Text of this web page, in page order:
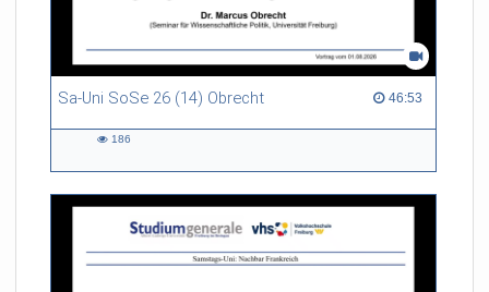
Sa-Uni SoSe 26 (14) Obrecht 46:53
46:53 duration
186